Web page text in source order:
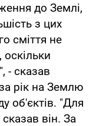
до Землі,
з цих
сміття не
- сказав
рік на Землю
об'єктів. "Для
він. За